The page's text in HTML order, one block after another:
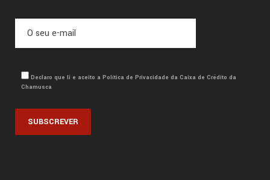
Declaro que li e aceito a Política de Privacidade da Caixa de Crédito da
Chamusca